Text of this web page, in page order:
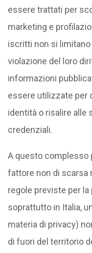
essere trattati per
marketing e
iscritti non si
violazione del loro
informazioni
essere utilizzate per
identità o risalire alle
credenziali.
A questo complesso
fattore non di scarsa
regole previste per la
soprattutto in Italia,
materia di privacy)
di fuori del territorio